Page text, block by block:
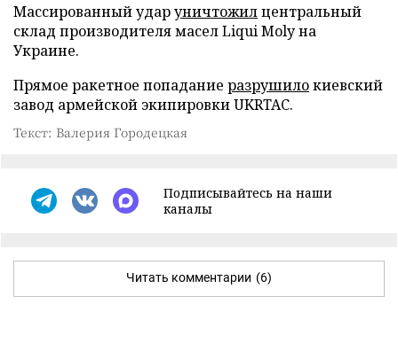
Массированный ударуничтожилцентральный
склад производителя масел Liqui Moly на
Украине.
Прямое ракетное попадание разрушилокиевский
завод армейской экипировки UKRTAC.
Текст: Валерия Городецкая
Подписывайтесь на наши
каналы
Читать комментарии (6)